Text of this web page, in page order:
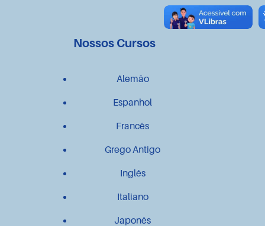
Nossos Cursos
Alemão
Espanhol
Francês
Grego Antigo
Inglês
Italiano
Japonês